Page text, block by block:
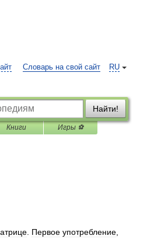
RU
Словарь на свой сайт
Найти!
Книги Игры ⚽
Первое употребление